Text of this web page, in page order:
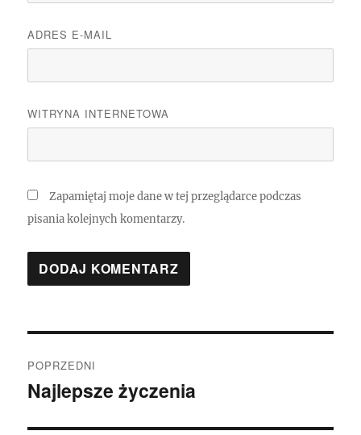
ADRES E-MAIL
WITRYNA INTERNETOWA
Zapamiętaj moje dane w tej przeglądarce podczas
pisania kolejnych komentarzy.
wpisu
POPRZEDNI
Poprzedni
Najlepsze życzenia